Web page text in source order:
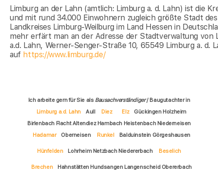
Limburg an der Lahn (amtlich: Limburg a. d. Lahn) ist die
und mit rund 34.000 Einwohnern zugleich größte Stadt des
Landkreises Limburg-Weilburg im Land Hessen in
mehr erfärt man an der Adresse der Stadtverwaltung von
a.d. Lahn, Werner-Senger-Straße 10, 65549 Limburg a. d.
auf https://www.limburg.de/
Ich arbeite gern für Sie als Bausachverständiger/ Baugutachter in
Limburg a.d. Lahn
Aull Diez Elz
Gückingen Holzheim
Birlenbach Flacht Altendiez Hambach Heistenbach Niederneisen
Hadamar
Oberneisen Runkel Balduinstein Görgeshausen
Hünfelden Lohrheim Netzbach Niedererbach Beselich
Brechen Hahnstätten Hundsangen Langenscheid Obererbach